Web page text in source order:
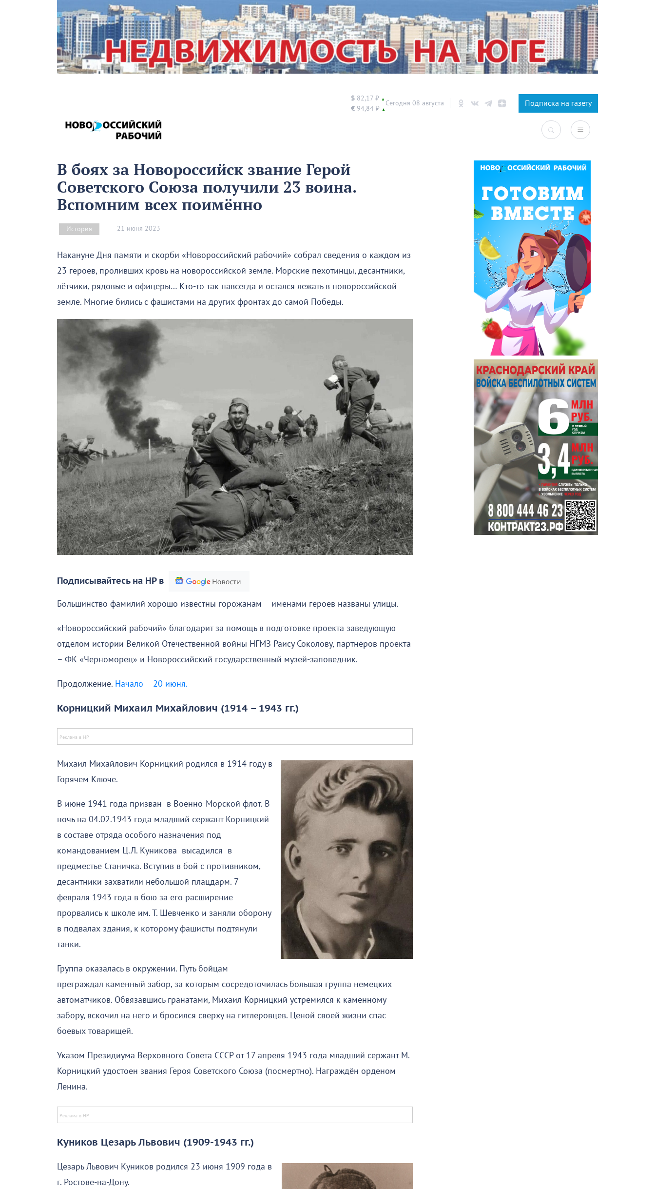
$ 82,17 ₽ ▲
€ 94,84 ₽ ▲
Сегодня 08 августа Подписка на газету
В боях за Новороссийск звание Герой
Советского Союза получили 23 воина.
Вспомним всех поимённо
История 21 июня 2023
Накануне Дня памяти и скорби «Новороссийский рабочий» собрал сведения о каждом из
23 героев, проливших кровь на новороссийской земле. Морские пехотинцы, десантники,
лётчики, рядовые и офицеры… Кто-то так навсегда и остался лежать в новороссийской
земле. Многие бились с фашистами на других фронтах до самой Победы.
Подписывайтесь на НР в
Большинство фамилий хорошо известны горожанам – именами героев названы улицы.
«Новороссийский рабочий» благодарит за помощь в подготовке проекта заведующую
отделом истории Великой Отечественной войны НГМЗ Раису Соколову, партнёров проекта
– ФК «Черноморец» и Новороссийский государственный музей-заповедник.
Продолжение. Начало – 20 июня.
Корницкий Михаил Михайлович (1914 – 1943 гг.)
Михаил Михайлович Корницкий родился в 1914 году в
Горячем Ключе.
В июне 1941 года призван в Военно-Морской флот. В
ночь на 04.02.1943 года младший сержант Корницкий
в составе отряда особого назначения под
командованием Ц.Л. Куникова высадился в
предместье Станичка. Вступив в бой с противником,
десантники захватили небольшой плацдарм. 7
февраля 1943 года в бою за его расширение
прорвались к школе им. Т. Шевченко и заняли оборону
в подвалах здания, к которому фашисты подтянули
танки.
Группа оказалась в окружении. Путь бойцам
преграждал каменный забор, за которым сосредоточилась большая группа немецких
автоматчиков. Обвязавшись гранатами, Михаил Корницкий устремился к каменному
забору, вскочил на него и бросился сверху на гитлеровцев. Ценой своей жизни спас
боевых товарищей.
Указом Президиума Верховного Совета СССР от 17 апреля 1943 года младший сержант М.
Корницкий удостоен звания Героя Советского Союза (посмертно). Награждён орденом
Ленина.
Куников Цезарь Львович (1909-1943 гг.)
Цезарь Львович Куников родился 23 июня 1909 года в
г. Ростове-на-Дону.